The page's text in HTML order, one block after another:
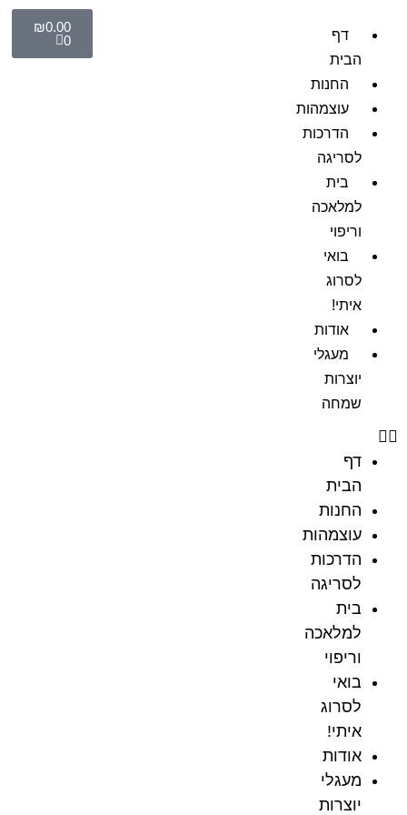
דף
הבית
החנות
עוצמהות
הדרכות
לסריגה
בית
למלאכה
וריפוי
בואי
לסרוג
איתי!
אודות
מעגלי
יוצרות
שמחה
דף
הבית
החנות
עוצמהות
הדרכות
לסריגה
בית
למלאכה
וריפוי
בואי
לסרוג
איתי!
אודות
מעגלי
יוצרות
₪0.00
0